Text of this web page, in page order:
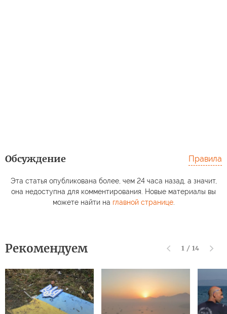
Обсуждение Правила
Эта статья опубликована более, чем 24 часа назад, а значит,
она недоступна для комментирования. Новые материалы вы
можете найти на главной странице.
Рекомендуем 1 / 14